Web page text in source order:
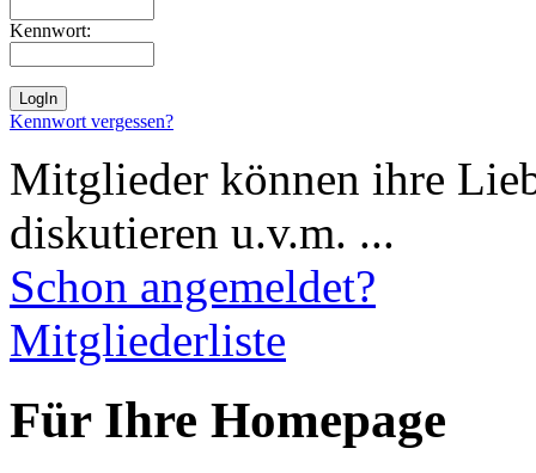
Kennwort:
Kennwort vergessen?
Mitglieder können ihre
diskutieren u.v.m. ...
Schon angemeldet?
Mitgliederliste
Für Ihre Homepage